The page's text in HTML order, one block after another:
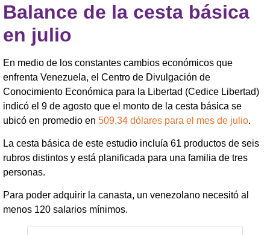
Balance de la cesta básica
en julio
En medio de los constantes cambios económicos que
enfrenta Venezuela, el Centro de Divulgación de
Conocimiento Económica para la Libertad (Cedice Libertad)
indicó el 9 de agosto que el monto de la cesta básica se
ubicó en promedio en 509,34 dólares para el mes de julio.
La cesta básica de este estudio incluía 61 productos de seis
rubros distintos y está planificada para una familia de tres
personas.
Para poder adquirir la canasta, un venezolano necesitó al
menos 120 salarios mínimos.